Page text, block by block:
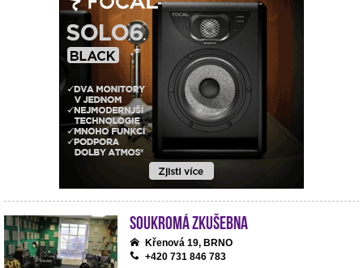
Soukromá zkušebna
Křenová 19, BRNO
+420 731 846 783